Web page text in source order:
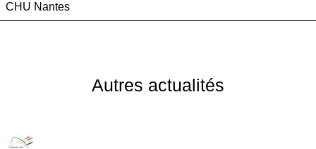
CHU Nantes
Autres actualités